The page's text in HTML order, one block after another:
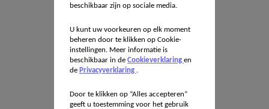
beschikbaar zijn op sociale media.
U kunt uw voorkeuren op elk moment
beheren door te klikken op Cookie-
instellingen. Meer informatie is
beschikbaar in de Cookieverklaring en
de Privacyverklaring .
Door te klikken op “Alles accepteren”
geeft u toestemming voor het gebruik